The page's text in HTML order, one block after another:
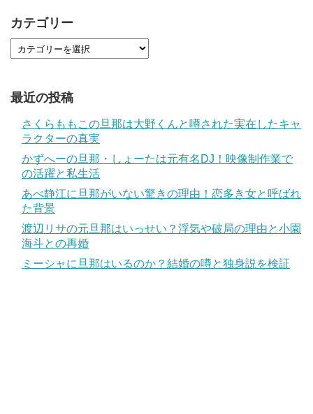
カテゴリー
最近の投稿
さくらももこの旦那は大野くんと噂された実在したキャ
ラクターの真実
かずへーの旦那・しょーたは元有名DJ！映像制作業で
の活躍と私生活
あべ静江に旦那がいない驚きの理由！恋多き女と呼ばれ
た背景
渡辺リサの元旦那はいっせい？浮気や破局の理由と小園
海斗との再婚
ミーシャに旦那はいるのか？結婚の噂と独身説を検証